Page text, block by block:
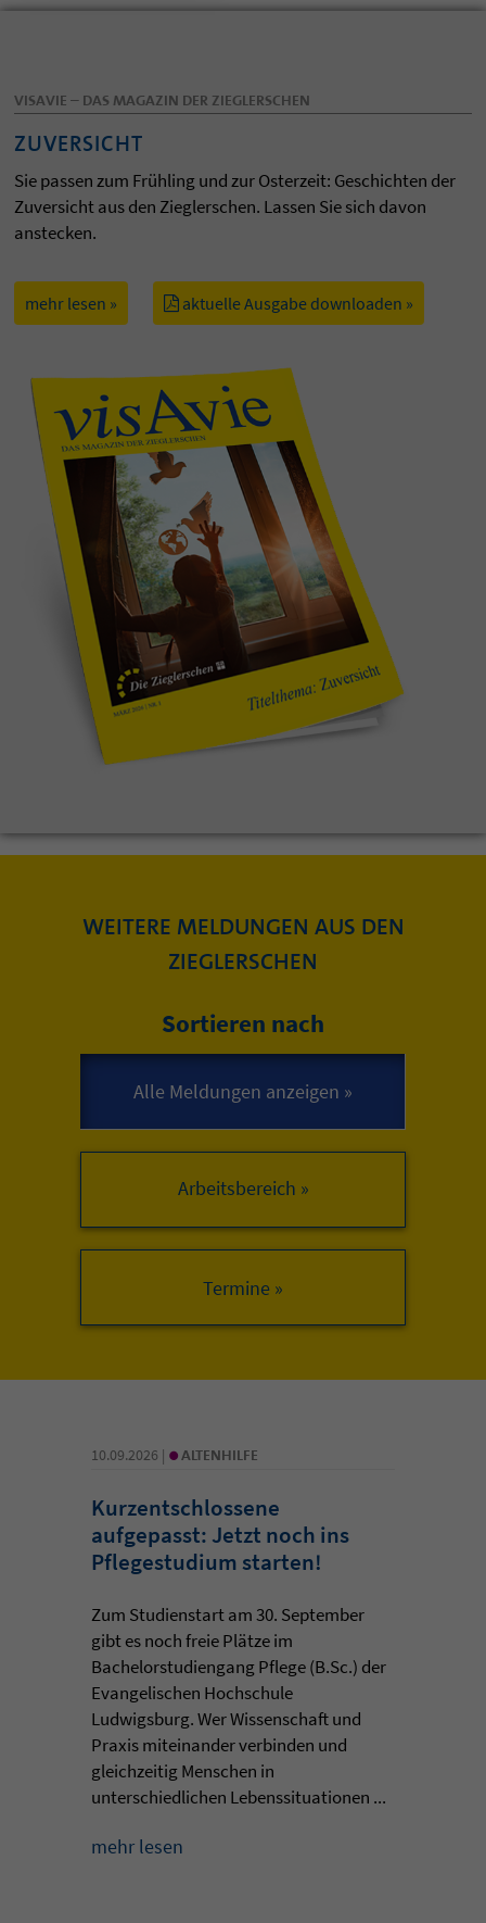
VISAVIE – DAS MAGAZIN DER ZIEGLERSCHEN
ZUVERSICHT
Sie passen zum Frühling und zur Osterzeit: Geschichten der
Zuversicht aus den Zieglerschen. Lassen Sie sich davon
anstecken.
mehr lesen » aktuelle Ausgabe downloaden »
WEITERE MELDUNGEN AUS DEN
ZIEGLERSCHEN
Sortieren nach
Arbeitsbereich »
10.09.2026 | • ALTENHILFE
Kurzentschlossene
aufgepasst: Jetzt noch ins
Pflegestudium starten!
Zum Studienstart am 30. September
gibt es noch freie Plätze im
Bachelorstudiengang Pflege (B.Sc.) der
Evangelischen Hochschule
Ludwigsburg. Wer Wissenschaft und
Praxis miteinander verbinden und
gleichzeitig Menschen in
unterschiedlichen Lebenssituationen ...
mehr lesen